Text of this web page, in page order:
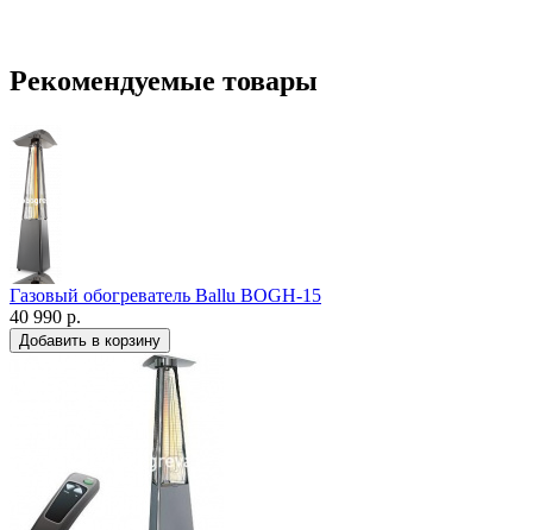
Рекомендуемые товары
Газовый обогреватель Ballu BOGH-15
40 990 р.